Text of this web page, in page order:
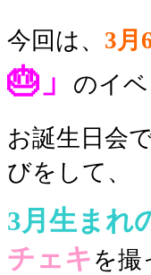
今回は、 3月
🎂」
のイベ
お誕生日会
びをして、
3月生まれ
チェキ を撮